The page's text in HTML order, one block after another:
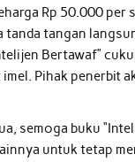
Rp 50.000 per
tanda tangan
Bertawaf”
imel. Pihak penerbit
semoga buku
untuk tetap